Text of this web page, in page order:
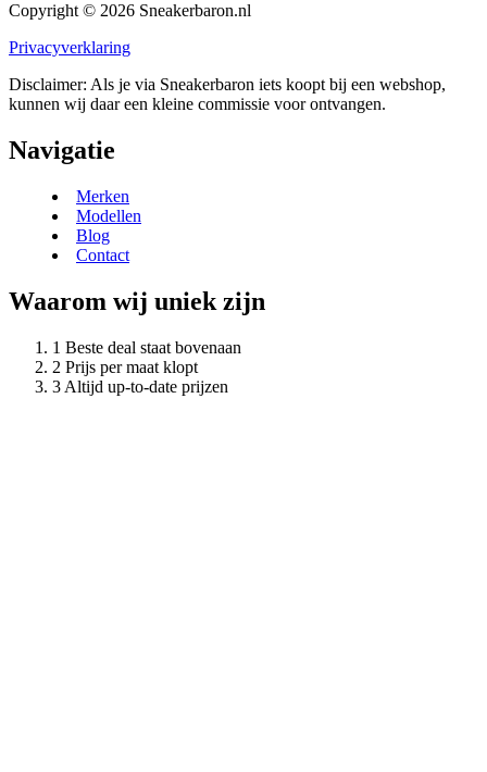
Copyright © 2026 Sneakerbaron.nl
Privacyverklaring
Disclaimer: Als je via Sneakerbaron iets koopt bij een webshop,
kunnen wij daar een kleine commissie voor ontvangen.
Navigatie
Merken
Modellen
Blog
Contact
Waarom wij uniek zijn
Beste deal staat bovenaan
Prijs per maat klopt
Altijd up-to-date prijzen